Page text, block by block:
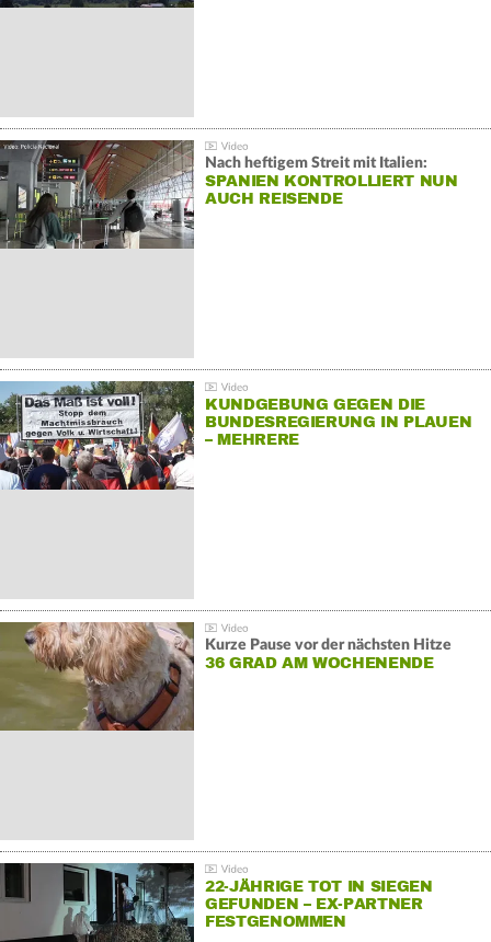
Nach heftigem Streit mit Italien:
SPANIEN KONTROLLIERT NUN
AUCH REISENDE
KUNDGEBUNG GEGEN DIE
BUNDESREGIERUNG IN PLAUEN
– MEHRERE
Kurze Pause vor der nächsten Hitze
36 GRAD AM WOCHENENDE
22-JÄHRIGE TOT IN SIEGEN
GEFUNDEN – EX-PARTNER
FESTGENOMMEN